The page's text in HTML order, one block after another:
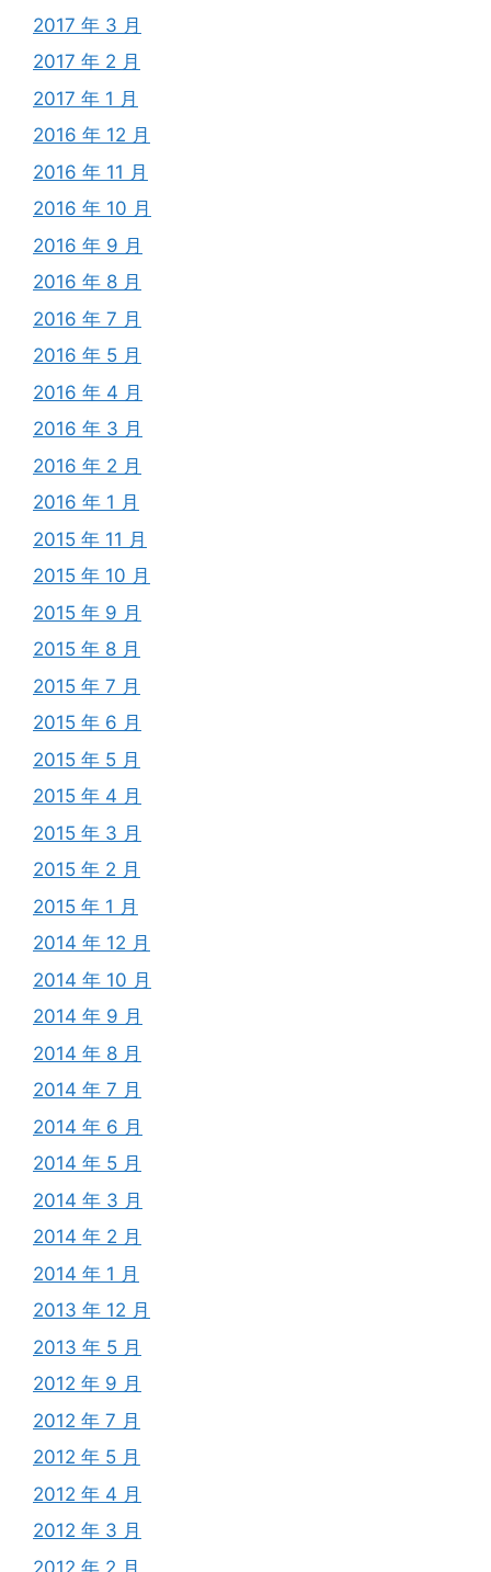
2017 年 3 月
2017 年 2 月
2017 年 1 月
2016 年 12 月
2016 年 11 月
2016 年 10 月
2016 年 9 月
2016 年 8 月
2016 年 7 月
2016 年 5 月
2016 年 4 月
2016 年 3 月
2016 年 2 月
2016 年 1 月
2015 年 11 月
2015 年 10 月
2015 年 9 月
2015 年 8 月
2015 年 7 月
2015 年 6 月
2015 年 5 月
2015 年 4 月
2015 年 3 月
2015 年 2 月
2015 年 1 月
2014 年 12 月
2014 年 10 月
2014 年 9 月
2014 年 8 月
2014 年 7 月
2014 年 6 月
2014 年 5 月
2014 年 3 月
2014 年 2 月
2014 年 1 月
2013 年 12 月
2013 年 5 月
2012 年 9 月
2012 年 7 月
2012 年 5 月
2012 年 4 月
2012 年 3 月
2012 年 2 月